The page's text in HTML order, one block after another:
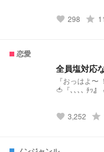
favorite 298 grade
恋愛
全員塩対応
『おっはよ〜 ！諸君！』 🥔『黙っ
🍅『､､､､ ﾁｯ』 🐐
しゃ、やるぞい』 -------------ｷﾘﾄﾘｾﾝ
favorite 3,252 grade